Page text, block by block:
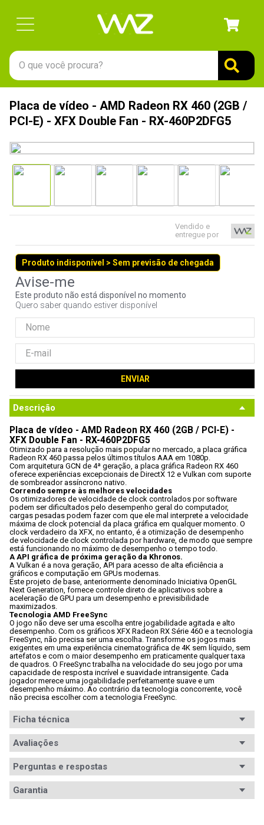
O que você procura?
Placa de vídeo - AMD Radeon RX 460 (2GB /
PCI-E) - XFX Double Fan - RX-460P2DFG5
Vendido e
entregue por
Produto indisponível > Sem previsão de chegada
Este produto não está disponível no momento
Quero saber quando estiver disponível
ENVIAR
Descrição
Placa de vídeo - AMD Radeon RX 460 (2GB / PCI-E) -
XFX Double Fan - RX-460P2DFG5
Otimizado para a resolução mais popular no mercado, a placa gráfica
Radeon RX 460 passa pelos últimos títulos AAA em 1080p.
Com arquitetura GCN de 4ª geração, a placa gráfica Radeon RX 460
oferece experiências excepcionais de DirectX 12 e Vulkan com suporte
de sombreador assíncrono nativo.
Correndo sempre às melhores velocidades
Os otimizadores de velocidade de clock controlados por software
podem ser dificultados pelo desempenho geral do computador,
cargas pesadas podem fazer com que ele mal interprete a velocidade
máxima de clock potencial da placa gráfica em qualquer momento. O
clock verdadeiro da XFX, no entanto, é a otimização de desempenho
de velocidade de clock controlada por hardware, de modo que sempre
está funcionando no máximo de desempenho o tempo todo.
A API gráfica de próxima geração da Khronos.
A Vulkan é a nova geração, API para acesso de alta eficiência a
gráficos e computação em GPUs modernas.
Este projeto de base, anteriormente denominado Iniciativa OpenGL
Next Generation, fornece controle direto de aplicativos sobre a
aceleração de GPU para um desempenho e previsibilidade
maximizados.
Tecnologia AMD FreeSync
O jogo não deve ser uma escolha entre jogabilidade agitada e alto
desempenho. Com os gráficos XFX Radeon RX Série 460 e a tecnologia
FreeSync, não precisa ser uma escolha. Transforme os jogos mais
exigentes em uma experiência cinematográfica de 4K sem líquido, sem
artefatos e com o maior desempenho em praticamente qualquer taxa
de quadros. O FreeSync trabalha na velocidade do seu jogo por uma
capacidade de resposta incrível e suavidade intransigente. Cada
jogador merece uma jogabilidade perfeitamente suave e um
desempenho máximo. Ao contrário da tecnologia concorrente, você
não precisa escolher com a tecnologia FreeSync.
Ficha técnica
Avaliações
Avaliações
Perguntas e respostas
Garantia
1º
gabinete
3º
teclado
ssd
6º
mouse
8º
fractal
10º hd